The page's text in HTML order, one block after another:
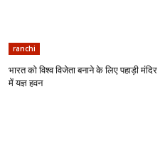
ranchi
भारत को विश्व विजेता बनाने के लिए पहाड़ी मंदिर
में यज्ञ हवन